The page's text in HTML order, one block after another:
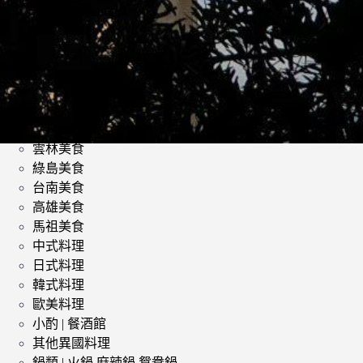
影評 | 電影感想
台北美食
台中美食
宜蘭美食
苗栗美食
雲林美食
綠島美食
台南美食
高雄美食
馬祖美食
中式料理
日式料理
韓式料理
歐美料理
小酌 | 餐酒館
其他異國料理